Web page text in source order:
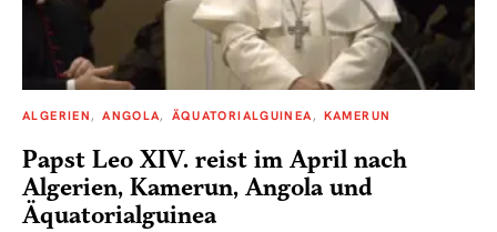
ALGERIEN ANGOLA ÄQUATORIALGUINEA KAMERUN
Papst Leo XIV. reist im April nach
Algerien, Kamerun, Angola und
Äquatorialguinea